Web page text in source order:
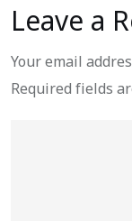
Leave a
Your email
Required fields